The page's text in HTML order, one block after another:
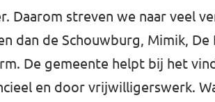
Daarom streven we naar veel
dan de Schouwburg, Mimik,
De gemeente helpt bij het
en door vrijwilligerswerk.